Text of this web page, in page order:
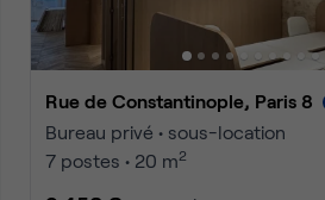
Rue de Constantinople, Paris 8
Bureau privé • sous-location
7 postes • 20 m2